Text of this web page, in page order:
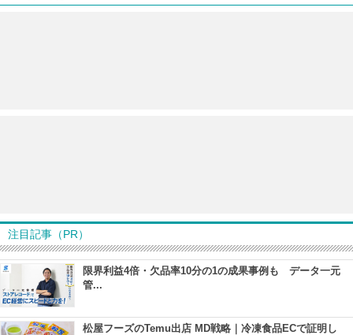
注目記事（PR）
限界利益4倍・欠品率10分の1の成果事例も データ一元
管...
松屋フーズのTemu出店 MD戦略｜冷凍食品ECで証明し